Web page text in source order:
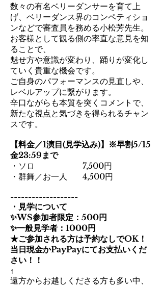
数々の有名ベリーダンサーを育て上
げ、ベリーダンス界のコンペティショ
ンなどで審査員を務める小松芳先生。
お客様として観る側の率直な意見を知
ることで、
魅せ方や意識が変わり、踊りが変化し
ていく貴重な機会です。
ご自身のパフォーマンスの見直しや、
レベルアップに繋がります。
辛口ながらも本質を突くコメントで、
新たな視点と気づきを得られるチャン
スです。
【料金／1演目(見学込み)】※早割5/15
金23:59まで
・ソロ 7,500円
・群舞／お一人 4,500円
-------------------
・見学について
✨WS参加者限定：500円
✨一般見学者：1000円
★ご参加される方は予約なしでOK！
当日現金かPayPayにてお支払いくだ
さい！！
↑
遠方からお越しくださる方も多い中、